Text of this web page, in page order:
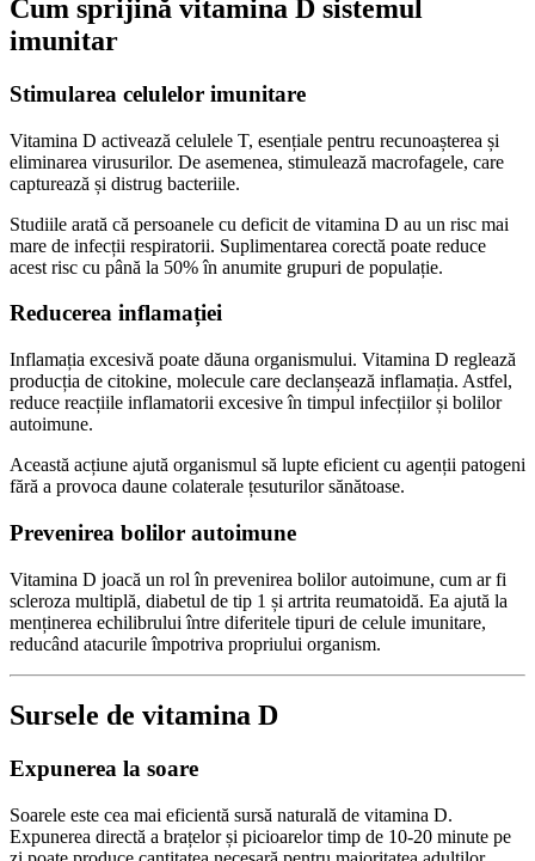
Cum sprijină vitamina D sistemul
imunitar
Stimularea celulelor imunitare
Vitamina D activează celulele T, esențiale pentru recunoașterea și
eliminarea virusurilor. De asemenea, stimulează macrofagele, care
capturează și distrug bacteriile.
Studiile arată că persoanele cu deficit de vitamina D au un risc mai
mare de infecții respiratorii. Suplimentarea corectă poate reduce
acest risc cu până la 50% în anumite grupuri de populație.
Reducerea inflamației
Inflamația excesivă poate dăuna organismului. Vitamina D reglează
producția de citokine, molecule care declanșează inflamația. Astfel,
reduce reacțiile inflamatorii excesive în timpul infecțiilor și bolilor
autoimune.
Această acțiune ajută organismul să lupte eficient cu agenții patogeni
fără a provoca daune colaterale țesuturilor sănătoase.
Prevenirea bolilor autoimune
Vitamina D joacă un rol în prevenirea bolilor autoimune, cum ar fi
scleroza multiplă, diabetul de tip 1 și artrita reumatoidă. Ea ajută la
menținerea echilibrului între diferitele tipuri de celule imunitare,
reducând atacurile împotriva propriului organism.
Sursele de vitamina D
Expunerea la soare
Soarele este cea mai eficientă sursă naturală de vitamina D.
Expunerea directă a brațelor și picioarelor timp de 10-20 minute pe